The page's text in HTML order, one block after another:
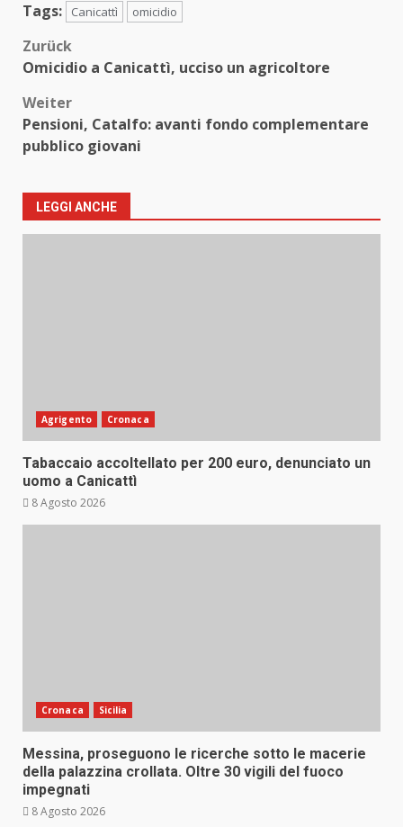
Tags:
Canicattì omicidio
Beitragsnavigation
Zurück
Omicidio a Canicattì, ucciso un agricoltore
Weiter
Pensioni, Catalfo: avanti fondo complementare
pubblico giovani
LEGGI ANCHE
Agrigento Cronaca
Tabaccaio accoltellato per 200 euro, denunciato un
uomo a Canicattì
8 Agosto 2026
Cronaca Sicilia
Messina, proseguono le ricerche sotto le macerie
della palazzina crollata. Oltre 30 vigili del fuoco
impegnati
8 Agosto 2026